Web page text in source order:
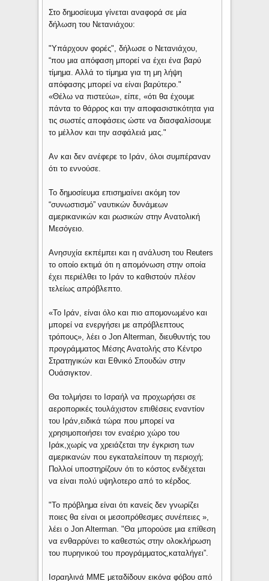
Στο δημοσίευμα γίνεται αναφορά σε μία
δήλωση του Νετανιάχου:
"Υπάρχουν φορές", δήλωσε ο Νετανιάχου,
“που μια απόφαση μπορεί να έχει ένα βαρύ
τίμημα. Αλλά το τίμημα για τη μη λήψη
απόφασης μπορεί να είναι βαρύτερο."
«Θέλω να πιστεύω», είπε, «ότι θα έχουμε
πάντα το θάρρος και την αποφασιστικότητα για
τις σωστές αποφάσεις ώστε να διασφαλίσουμε
το μέλλον και την ασφάλειά μας."
Αν και δεν ανέφερε το Ιράν, όλοι συμπέραναν
ότι το εννούσε.
Το δημοσίευμα επισημαίνει ακόμη τον
“συνωστισμό” ναυτικών δυνάμεων
αμερικανικών και ρωσικών στην Ανατολική
Μεσόγειο.
Ανησυχία εκπέμπει και η ανάλυση του Reuters
το οποίο εκτιμά ότι η απομόνωση στην οποία
έχει περιέλθει το Ιράν το καθιστούν πλέον
τελείως απρόβλεπτο.
«Το Ιράν, είναι όλο και πιο απομονωμένο και
μπορεί να ενεργήσει με απρόβλεπτους
τρόπους», λέει ο Jon Alterman, διευθυντής του
προγράμματος Μέσης Ανατολής στο Κέντρο
Στρατηγικών και Εθνικό Σπουδών στην
Ουάσιγκτον.
Θα τολμήσει το Ισραήλ να προχωρήσει σε
αεροπορικές τουλάχιστον επιθέσεις εναντίον
του Ιράν,ειδικά τώρα που μπορεί να
χρησιμοποιήσει τον εναέριο χώρο του
Ιράκ,χωρίς να χρειάζεται την έγκριση των
αμερικανών που εγκαταλείπουν τη περιοχή;
Πολλοί υποστηρίζουν ότι το κόστος ενδέχεται
να είναι πολύ υψηλοτερο από το κέρδος.
"Το πρόβλημα είναι ότι κανείς δεν γνωρίζει
ποιες θα είναι οι μεσοπρόθεσμες συνέπειες »,
λέει ο Jon Alterman. "Θα μπορούσε μια επίθεση
να ενθαρρύνει το καθεστώς στην ολοκλήρωση
του πυρηνικού του προγράμματος,καταλήγει”.
Ισραηλινά ΜΜΕ μεταδίδουν εικόνα φόβου από